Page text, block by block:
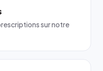
sur notre